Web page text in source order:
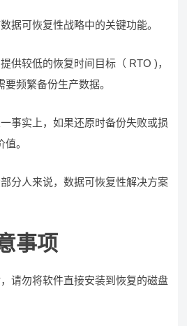
据可恢复性战略中的关键功能。
供较低的恢复时间目标（ RTO )，
频繁备份生产数据。
事实上，如果还原时备份失败或损
。
分人来说，数据可恢复性解决方案
事项
请勿将软件直接安装到恢复的磁盘